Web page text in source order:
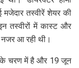
मजेदार तस्वीरें शेयर की
तस्वीरों में कास्ट और
आ रही थी।
के चरण में है और 19 जून